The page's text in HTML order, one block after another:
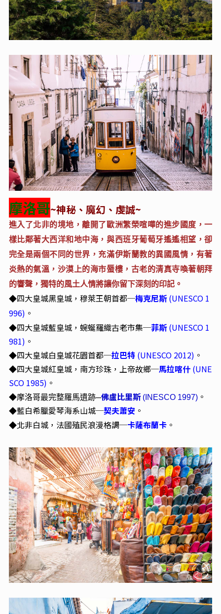
摩洛哥~神秘、魔幻、虔誠~
進入了北非的境地，離開了歐洲繁榮喧嘩的進步國度，一
樣比鄰著大西洋和地中海，與西班牙葡萄牙遙遙相望，卻
完全是兩個不同的世界，充滿伊斯蘭教的異國風情，有著
炎熱的氣溫，沙漠上的海市蜃樓，古老的清真寺喚著朝拜
的響聲，獨特的風土人情將讓你留下深刻的印記。
◆四大皇城黑皇城，穆萊王朝首都─梅克尼斯(UNESCO 1
996) 。
◆四大皇城藍皇城，蜿蜒羅織古老市集─菲斯(UNESCO 1
981) 。
◆四大皇城白皇城花園首都─拉巴特(UNESCO 2012) 。
◆四大皇城紅皇城，南方珍珠，上帝故鄉─馬拉喀什(UNE
SCO 1985) 。
◆摩洛哥最完整羅馬遺跡─佛盧比里斯(INESCO 1997)。
◆藍白希臘愛琴海系山城─契夫蕭安。
◆北非白城，法國殖民浪漫格調─卡薩布蘭卡。